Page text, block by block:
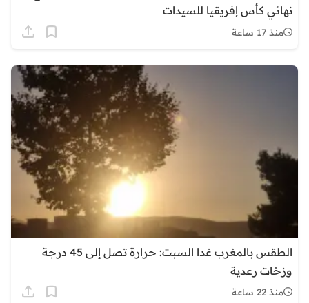
نهائي كأس إفريقيا للسيدات
منذ 17 ساعة
الطقس بالمغرب غدا السبت: حرارة تصل إلى 45 درجة
وزخات رعدية
منذ 22 ساعة